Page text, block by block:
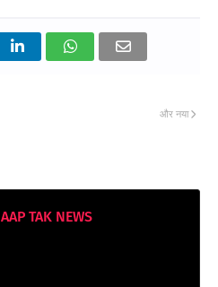
और नया
AAP TAK NEWS